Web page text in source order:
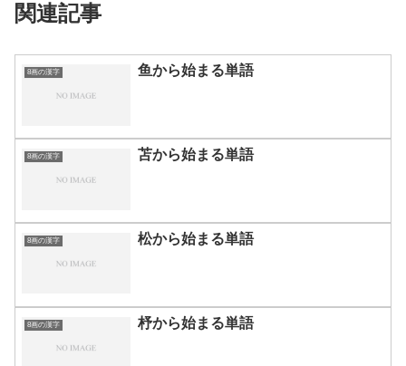
関連記事
8画の漢字 鱼から始まる単語
8画の漢字 苫から始まる単語
8画の漢字 松から始まる単語
8画の漢字 杼から始まる単語